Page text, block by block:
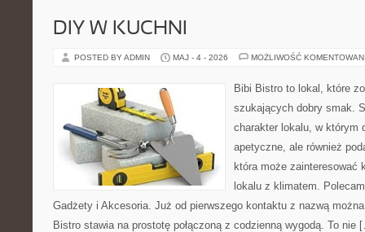
DIY W KUCHNI
POSTED BY ADMIN MAJ - 4 - 2026 MOŻLIWOŚĆ
Bibi Bistro to lokal, które
szukających dobry smak.
charakter lokalu, w którym
apetyczne, ale również
która może zainteresować
lokalu z klimatem.
Gadżety i Akcesoria. Już od pierwszego kontaktu z nazwą
Bistro stawia na prostotę połączoną z codzienną wygodą. To nie